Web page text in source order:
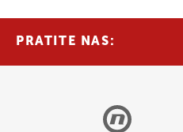
PRATITE NAS: